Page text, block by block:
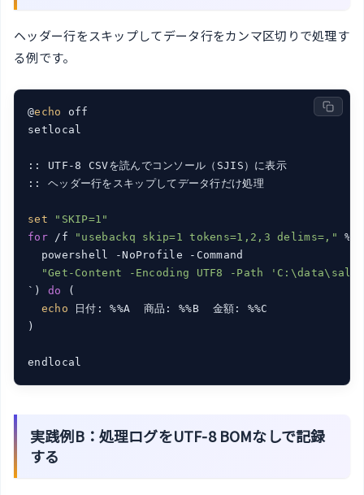
ヘッダー行をスキップしてデータ行をカンマ区切りで処理す
る例です。
@echo
off
setlocal
:: UTF-8 CSVを読んでコンソール（SJIS）に表示
:: ヘッダー行をスキップしてデータ行だけ処理
set
"SKIP=1"
for /f "usebackq skip=1 tokens=1,2,3 delims=,"
  powershell -NoProfile -Command
"Get-Content -Encoding UTF8 -Path
`) do
(
echo 日付: %%A  商品: %%B  金額: %%C
)
実践例B：処理ログをUTF-8 BOMなしで記録
する